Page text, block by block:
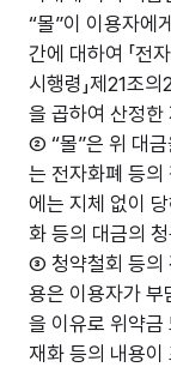
“몰”이 이용자에
간에 대하여 「전
시행령」제21조
을 곱하여 산정한
② “몰”은 위 대금
는 전자화폐 등의
에는 지체 없이
화 등의 대금의
③ 청약철회 등의
용은 이용자가 부
을 이유로 위약금
재화 등의 내용이